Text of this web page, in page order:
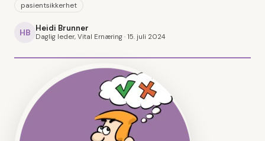
pasientsikkerhet
HB Heidi Brunner
Daglig leder, Vital Ernæring · 15. juli 2024